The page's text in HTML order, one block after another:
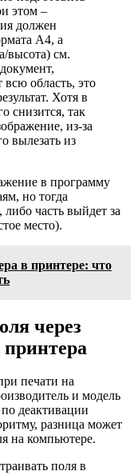
этом –
должен
А4, а
высота) см.
всю область, это
Хотя в
снизится, так
из-за
вылезать из
в программу
но тогда
часть выйдет за
место).
в принтере: что
через
печати на
и модель
деактивации
разница может
на компьютере.
поля в